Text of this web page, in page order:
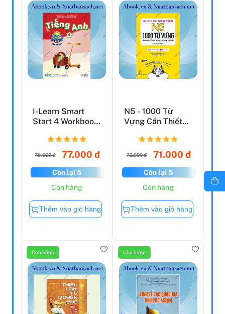
I-Learn Smart
Start 4 Workbook
78.000 đ 77.000 đ
Còn lại 5
Còn hàng
Thêm vào giỏ hàng
N5 - 1000 Từ
Vựng Cần Thiết
Lực Nh...
72.000 đ 71.000 đ
Còn lại 5
Còn hàng
Thêm vào giỏ hàng
Còn hàng Còn hàng